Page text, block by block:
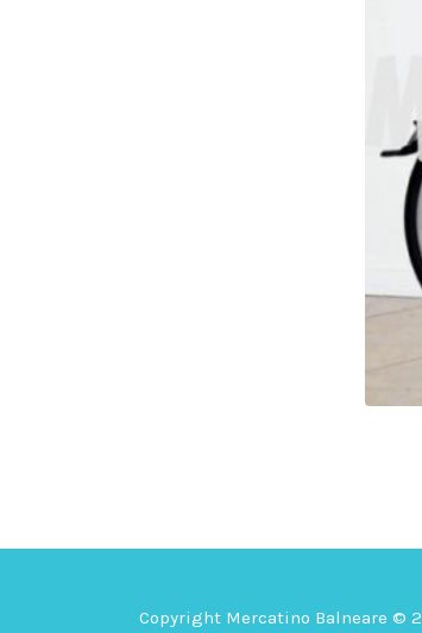
Copyright Mercatino Balneare ©